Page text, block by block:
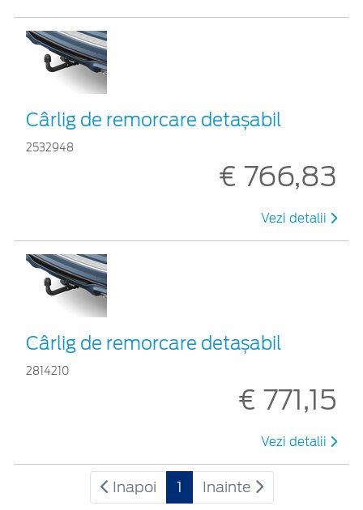
Cârlig de remorcare detașabil
2532948
€ 766,83
Vezi detalii
Cârlig de remorcare detașabil
2814210
€ 771,15
Vezi detalii
Inapoi 1 Inainte